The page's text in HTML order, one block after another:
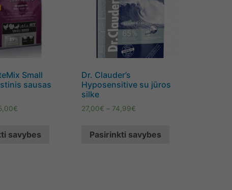
Small
sausas
€
savybes
Dr. Clauder’s
Hyposensitive su jūros
silke
27,00€ – 74,99€
Pasirinkti savybes